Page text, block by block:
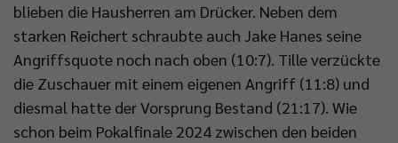
blieben die Hausherren am Drücker. Neben dem
starken Reichert schraubte auch Jake Hanes seine
Angriffsquote noch nach oben (10:7). Tille verzückte
die Zuschauer mit einem eigenen Angriff (11:8) und
diesmal hatte der Vorsprung Bestand (21:17). Wie
schon beim Pokalfinale 2024 zwischen den beiden